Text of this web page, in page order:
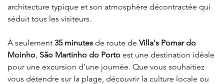
architecture typique et son atmosphère décontractée qui
séduit tous les visiteurs.
À seulement 35 minutes de route de Villa's Pomar do
Moinho, São Martinho do Porto est une destination idéale
pour une excursion d'une journée. Que vous souhaitiez
vous détendre sur la plage, découvrir la culture locale ou